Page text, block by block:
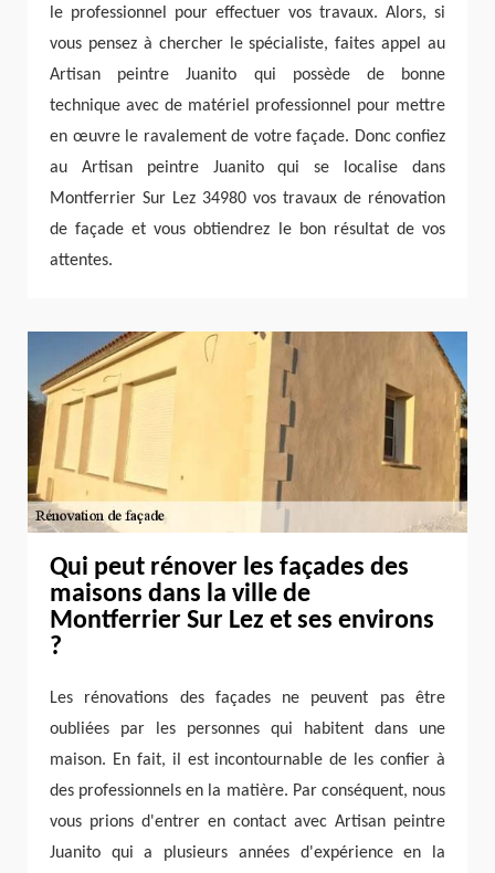
le professionnel pour effectuer vos travaux. Alors, si
vous pensez à chercher le spécialiste, faites appel au
Artisan peintre Juanito qui possède de bonne
technique avec de matériel professionnel pour mettre
en œuvre le ravalement de votre façade. Donc confiez
au Artisan peintre Juanito qui se localise dans
Montferrier Sur Lez 34980 vos travaux de rénovation
de façade et vous obtiendrez le bon résultat de vos
attentes.
Qui peut rénover les façades des
maisons dans la ville de
Montferrier Sur Lez et ses environs
?
Les rénovations des façades ne peuvent pas être
oubliées par les personnes qui habitent dans une
maison. En fait, il est incontournable de les confier à
des professionnels en la matière. Par conséquent, nous
vous prions d'entrer en contact avec Artisan peintre
Juanito qui a plusieurs années d'expérience en la